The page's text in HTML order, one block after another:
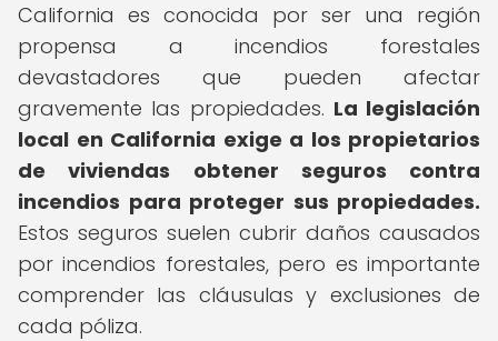
California es conocida por ser una región
propensa a incendios forestales
devastadores que pueden afectar
gravemente las propiedades. La legislación
local en California exige a los propietarios
de viviendas obtener seguros contra
incendios para proteger sus propiedades.
Estos seguros suelen cubrir daños causados
por incendios forestales, pero es importante
comprender las cláusulas y exclusiones de
cada póliza.